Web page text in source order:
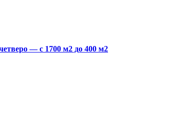
— с 1700 м2 до 400 м2